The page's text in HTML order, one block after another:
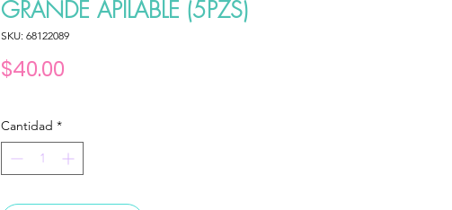
GRANDE APILABLE (5PZS)
SKU: 68122089
$40.00
Cantidad *